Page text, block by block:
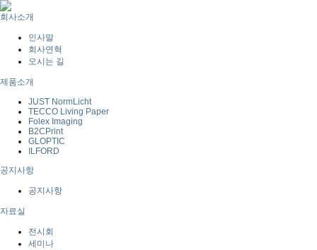
회사소개
인사말
회사연혁
오시는 길
제품소개
JUST NormLicht
TECCO Living Paper
Folex Imaging
B2CPrint
GLOPTIC
ILFORD
공지사항
공지사항
자료실
전시회
세미나